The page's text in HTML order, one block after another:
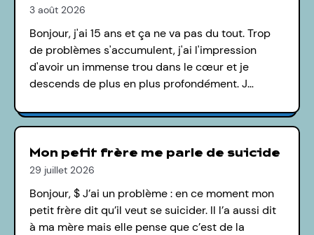
3 août 2026
Bonjour, j'ai 15 ans et ça ne va pas du tout. Trop
de problèmes s'accumulent, j'ai l'impression
d'avoir un immense trou dans le cœur et je
descends de plus en plus profondément. J…
Mon petit frère me parle de suicide
29 juillet 2026
Bonjour, $ J’ai un problème : en ce moment mon
petit frère dit qu’il veut se suicider. Il l’a aussi dit
à ma mère mais elle pense que c’est de la